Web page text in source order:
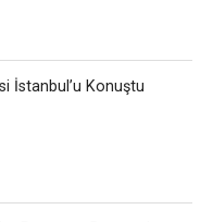
İstanbul’u Konuştu